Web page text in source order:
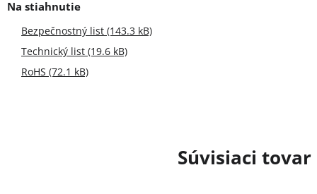
Súvisiaci tovar
Bezpečnostný list (143.3 kB)
Technický list (19.6 kB)
RoHS (72.1 kB)